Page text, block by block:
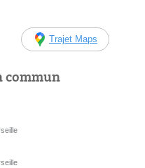
Trajet Maps
commun